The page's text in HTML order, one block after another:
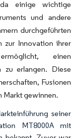
einige wichtige
und andere
durchgeführten
zur Innovation ihrer
einen
zu erlangen. Diese
Fusionen
Markt gewinnen.
seiner
MT8000A mit